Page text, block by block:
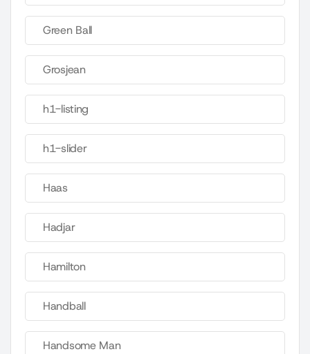
Green Ball
Grosjean
h1-listing
h1-slider
Haas
Hadjar
Hamilton
Handball
Handsome Man